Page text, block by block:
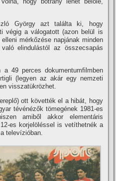
György azt találta ki, hogy
végig a válogatott (azon belül is
mérkőzése napjának minden
elindulástól az összecsapás
49 perces dokumentumfilmben
(legyen az akár egy nemzeti
visszatükrözhet.
ott követték el a hibát, hogy
tévénézők tömegének 1981-es
amiből akkor elementáris
es korjelöléssel is vetí­thetnék a
televí­zióban.